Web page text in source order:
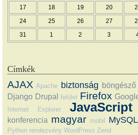
17 18 19 20
24 25 26 27
31 1 2 3
Címkék
AJAX Apache biztonság böngésző
Django Drupal felület Firefox
Internet Explorer
JavaScript
konferencia magyar mobil MySQL
Python rendezvény WordPress Zend